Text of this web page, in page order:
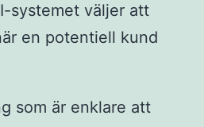
systemet väljer att
en potentiell kund
som är enklare att